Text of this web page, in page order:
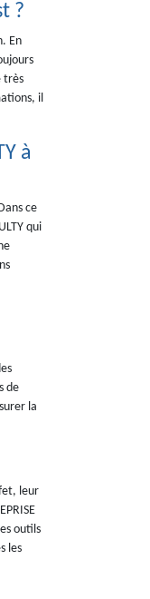
?
En
très
il
à
ce
qui
de
la
leur
outils
les